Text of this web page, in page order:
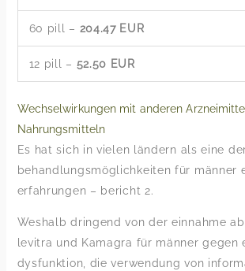
60 pill – 204.47 EUR
12 pill – 52.50 EUR
Wechselwirkungen mit anderen
Nahrungsmitteln
Es hat sich in vielen ländern als eine
behandlungsmöglichkeiten für männer
erfahrungen – bericht 2.
Weshalb dringend von der einnahme
levitra und Kamagra für männer gegen
dysfunktion, die verwendung von